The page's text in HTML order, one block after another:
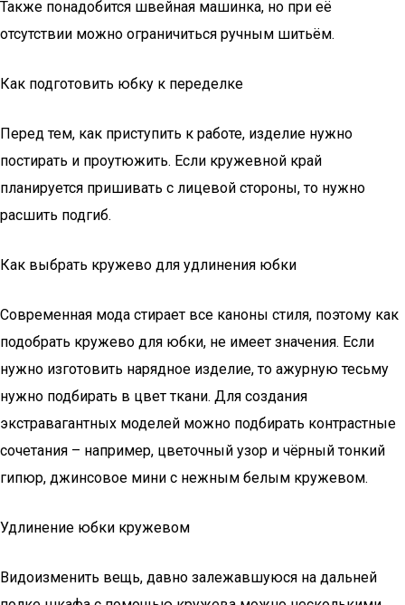
Также понадобится швейная машинка, но при её
отсутствии можно ограничиться ручным шитьём.
Как подготовить юбку к переделке
Перед тем, как приступить к работе, изделие нужно
постирать и проутюжить. Если кружевной край
планируется пришивать с лицевой стороны, то нужно
расшить подгиб.
Как выбрать кружево для удлинения юбки
Современная мода стирает все каноны стиля, поэтому как
подобрать кружево для юбки, не имеет значения. Если
нужно изготовить нарядное изделие, то ажурную тесьму
нужно подбирать в цвет ткани. Для создания
экстравагантных моделей можно подбирать контрастные
сочетания – например, цветочный узор и чёрный тонкий
гипюр, джинсовое мини с нежным белым кружевом.
Удлинение юбки кружевом
Видоизменить вещь, давно залежавшуюся на дальней